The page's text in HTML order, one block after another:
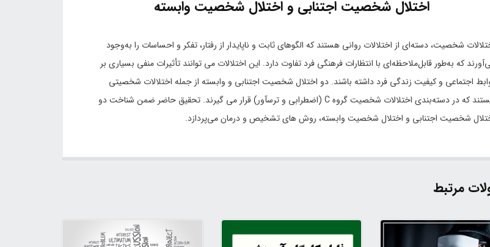
اختلال شخصیت اجتنابی و اختلال شخصیت وابسته
شخصیت‌، دسته‌ای از اختلالات روانی‌ هستند که‌ الگوهای ثابت‌ و ناپایدار از رفتار، تفکر و احساسات را به‌وجود
که‌ به‌طور قابل‌ملاحظه‌ای با انتظارات فرهنگی‌ فرد تفاوت دارد. این‌ اختلالات می‌ توانند تأثیرات منفی‌ بسیاری بر
اجتماعی‌ و کیفیت‌ زندگی‌ فرد داشته‌ باشند. دو اختلال شخصیت‌ اجتنابی‌ و وابسته‌ از جمله‌ اختلالات شخصیتی‌
هستند که‌ در دسته‌بندی اختلالات شخصیت‌ گروه C (اضطرابی‌ و ترسآور) قرار می‌ گیرند. تحقیق‌ حاضر ضمن‌ شناخت‌ دو
شخصیت‌ اجتنابی‌ و اختلال شخصیت‌ وابسته‌، روش های تشخیص‌ و درمان می‌پردازد.
مرتبط